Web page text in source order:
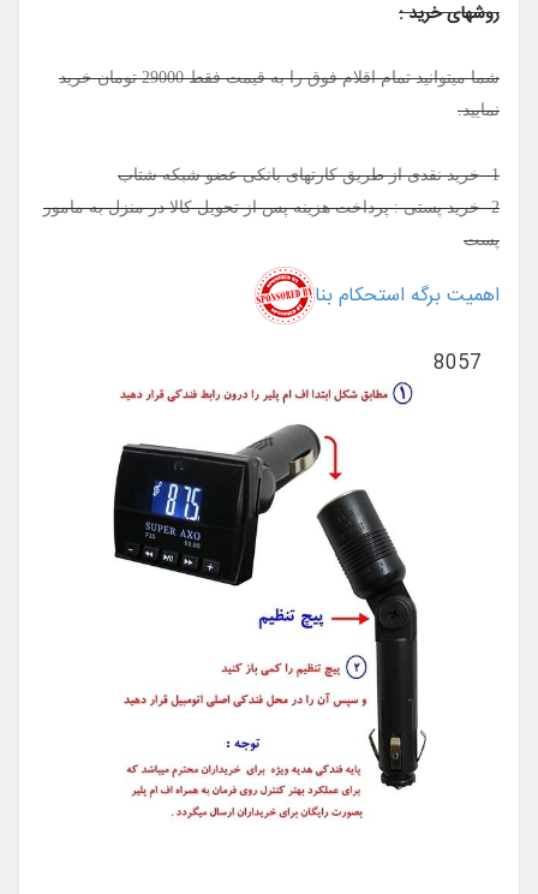
روشهای خرید :
شما میتوانید تمام اقلام فوق را به قیمت فقط 29000 تومان خرید
نمایید.
1- خرید نقدی از طریق کارتهای بانکی عضو شبکه شتاب
2- خرید پستی : پرداخت هزینه پس از تحویل کالا در منزل به مامور
پست
اهمیت برگه استحکام بنا
8057